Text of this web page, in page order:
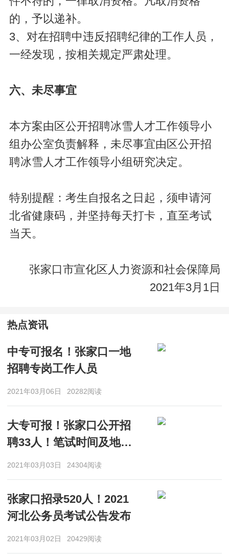
的，予以递补。
3、对在招聘中违反招聘纪律的工作人员，
一经发现，按相关规定严肃处理。
六、未尽事宜
本方案由区公开招聘冰雪人才工作领导小
组办公室负责解释，未尽事宜由区公开招
聘冰雪人才工作领导小组研究决定。
特别提醒：考生自报名之日起，须申请河
北省健康码，并坚持每天打卡，直至考试
当天。
张家口市宣化区人力资源和社会保障局
2021年3月1日
热点资讯
中专可报名！张家口一地
招聘专岗工作人员
2021年03月06日 20282阅读
大专可报！张家口公开招
聘33人！笔试时间及地点
是……
2021年03月03日 24304阅读
张家口招录520人！2021
河北公务员考试公告发布
2021年03月02日 20429阅读